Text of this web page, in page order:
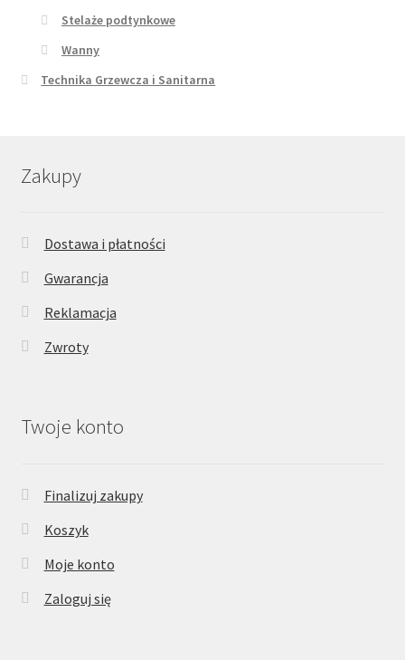
Stelaże podtynkowe
Wanny
Technika Grzewcza i Sanitarna
Zakupy
Dostawa i płatności
Gwarancja
Reklamacja
Zwroty
Twoje konto
Finalizuj zakupy
Koszyk
Moje konto
Zaloguj się